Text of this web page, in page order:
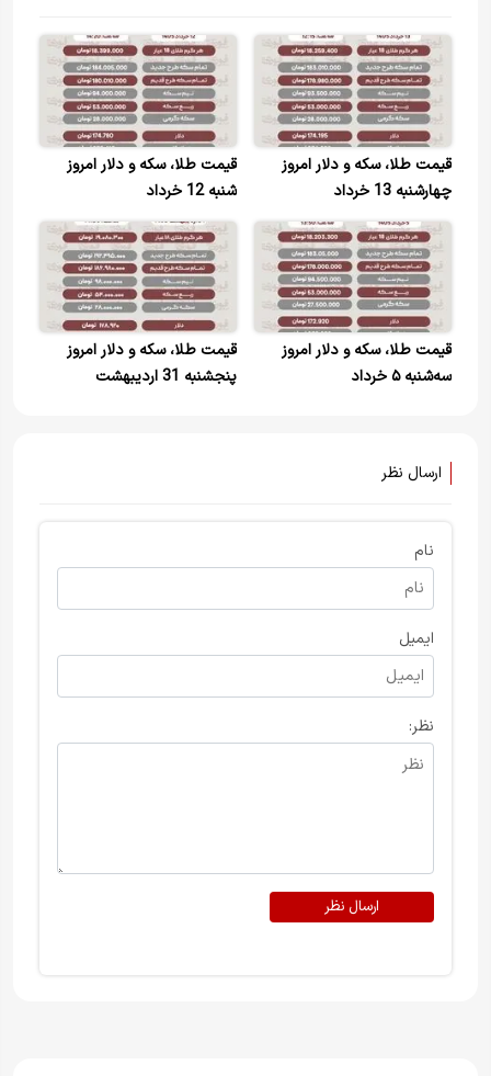
قیمت طلا، سکه و دلار امروز
چهارشنبه 13 خرداد
قیمت طلا، سکه و دلار امروز
شنبه 12 خرداد
قیمت طلا، سکه و دلار امروز
سه‌شنبه ۵ خرداد
قیمت طلا، سکه و دلار امروز
پنجشنبه 31 اردیبهشت
ارسال نظر
نام
ایمیل
نظر:
ارسال نظر